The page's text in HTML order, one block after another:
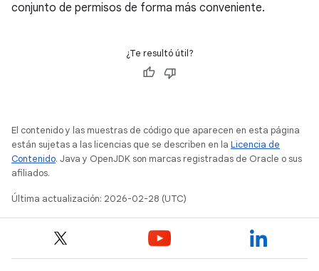
conjunto de permisos de forma más conveniente.
¿Te resultó útil?
El contenido y las muestras de código que aparecen en esta página
están sujetas a las licencias que se describen en la Licencia de
Contenido. Java y OpenJDK son marcas registradas de Oracle o sus
afiliados.
Última actualización: 2026-02-28 (UTC)